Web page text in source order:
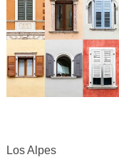
Los Alpes